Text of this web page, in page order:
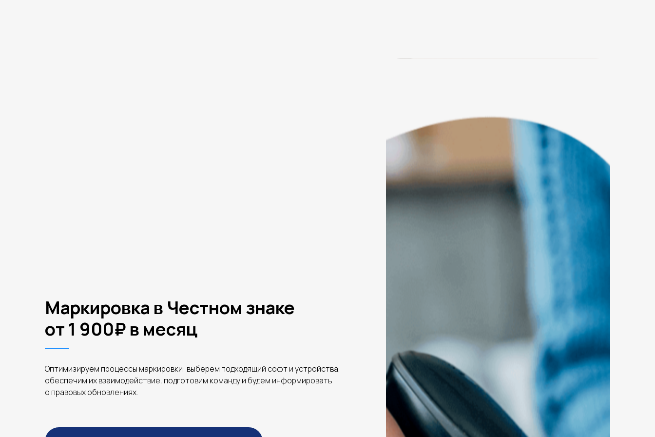
Маркировка в Честном знаке
от 1 900₽ в месяц
Оптимизируем процессы маркировки: выберем подходящий софт и устройства,
обеспечим их взаимодействие, подготовим команду и будем информировать
о правовых обновлениях.